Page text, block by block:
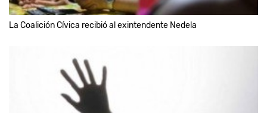
La Coalición Cívica recibió al exintendente Nedela